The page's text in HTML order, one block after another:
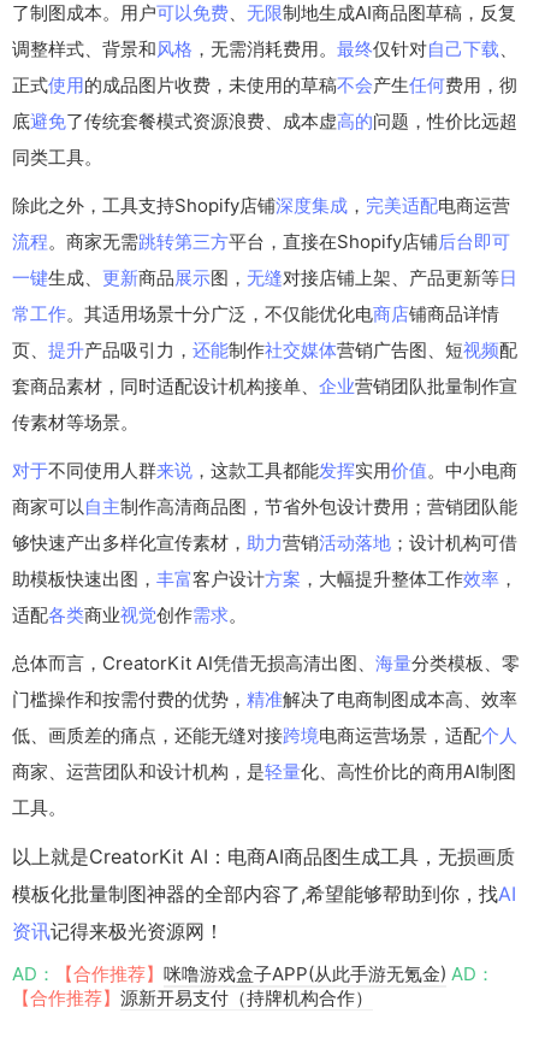
了制图成本。用户可以免费、 无限制地生成AI商品图草稿，反复
调整样式、背景和风格 ，无需消耗费用。 最终仅针对自己下载、
正式使用的成品图片收费，未使用的草稿不会产生任何费用，彻
底避免了传统套餐模式资源浪费、成本虚高的问题，性价比远超
同类工具。
除此之外，工具支持Shopify店铺深度集成 ， 完美适配电商运营
流程。商家无需跳转第三方平台，直接在Shopify店铺后台即可
一键生成、 更新商品展示图， 无缝对接店铺上架、产品更新等日
常工作。其适用场景十分广泛，不仅能优化电商店铺商品详情
页、 提升产品吸引力， 还能制作社交媒体营销广告图、短视频配
套商品素材，同时适配设计机构接单、 企业营销团队批量制作宣
传素材等场景。
对于不同使用人群来说 ，这款工具都能发挥实用价值。中小电商
商家可以自主制作高清商品图，节省外包设计费用；营销团队能
够快速产出多样化宣传素材， 助力营销活动落地 ；设计机构可借
助模板快速出图， 丰富客户设计方案 ，大幅提升整体工作效率 ，
适配各类商业视觉创作需求。
总体而言，CreatorKit AI凭借无损高清出图、 海量分类模板、零
门槛操作和按需付费的优势， 精准解决了电商制图成本高、效率
低、画质差的痛点，还能无缝对接跨境电商运营场景，适配个人
商家、运营团队和设计机构，是轻量化、高性价比的商用AI制图
工具。
以上就是CreatorKit AI：电商AI商品图生成工具，无损画质
模板化批量制图神器的全部内容了,希望能够帮助到你，找AI
资讯记得来极光资源网！
AD： 【合作推荐】 咪噜游戏盒子APP(从此手游无氪金) AD：
【合作推荐】 源新开易支付（持牌机构合作）